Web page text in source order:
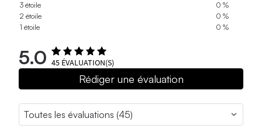
3 étoile
0 %
2 étoile
0 %
1 étoile
0 %
5.0 45 ÉVALUATION(S)
Rédiger une évaluation